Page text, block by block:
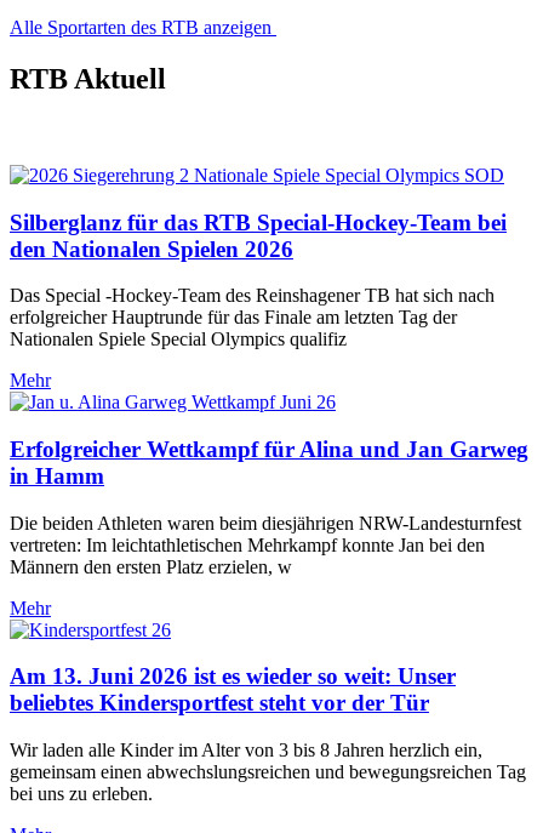
Alle Sportarten des RTB anzeigen
RTB Aktuell
Silberglanz für das RTB Special-Hockey-Team bei
den Nationalen Spielen 2026
Das Special -Hockey-Team des Reinshagener TB hat sich nach
erfolgreicher Hauptrunde für das Finale am letzten Tag der
Nationalen Spiele Special Olympics qualifiz
Mehr
Erfolgreicher Wettkampf für Alina und Jan Garweg
in Hamm
Die beiden Athleten waren beim diesjährigen NRW-Landesturnfest
vertreten: Im leichtathletischen Mehrkampf konnte Jan bei den
Männern den ersten Platz erzielen, w
Mehr
Am 13. Juni 2026 ist es wieder so weit: Unser
beliebtes Kindersportfest steht vor der Tür
Wir laden alle Kinder im Alter von 3 bis 8 Jahren herzlich ein,
gemeinsam einen abwechslungsreichen und bewegungsreichen Tag
bei uns zu erleben.